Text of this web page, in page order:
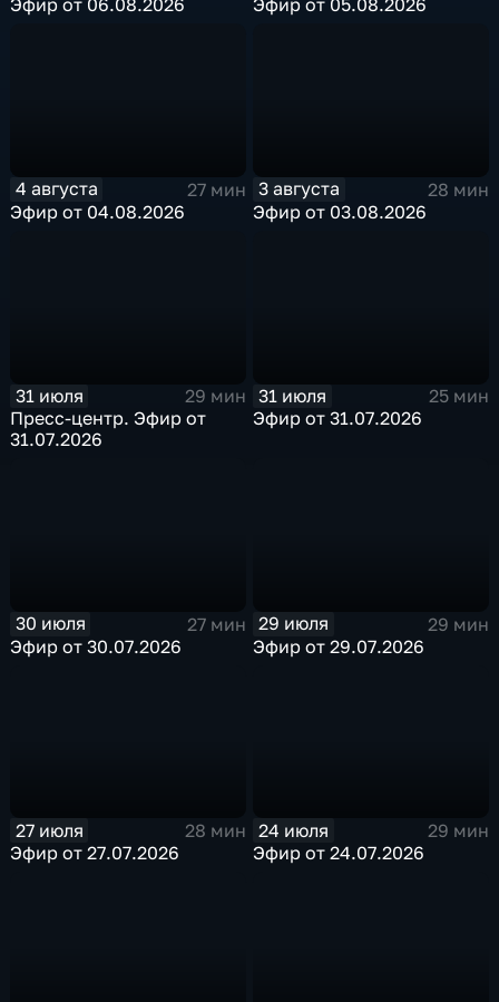
Эфир от 06.08.2026
Эфир от 05.08.2026
4 августа
27 мин
Эфир от 04.08.2026
3 августа
28 мин
Эфир от 03.08.2026
31 июля
29 мин
Пресс-центр. Эфир от
31.07.2026
31 июля
25 мин
Эфир от 31.07.2026
30 июля
27 мин
Эфир от 30.07.2026
29 июля
29 мин
Эфир от 29.07.2026
27 июля
28 мин
Эфир от 27.07.2026
24 июля
29 мин
Эфир от 24.07.2026